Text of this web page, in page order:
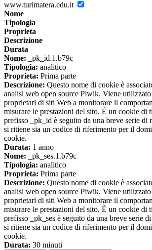
www.turimatera.edu.it
Nome
Tipologia
Proprieta
Descrizione
Durata
Nome: _pk_id.1.b79c
Tipologia: analitico
Proprieta: Prima parte
Descrizione: Questo nome di cookie è
analisi web open source Piwik. Viene
proprietari di siti Web a monitorare il
misurare le prestazioni del sito. È un cookie di
prefisso _pk_id è seguito da una breve serie di
si ritiene sia un codice di riferimento per il
cookie.
Durata: 1 anno
Nome: _pk_ses.1.b79c
Tipologia: analitico
Proprieta: Prima parte
Descrizione: Questo nome di cookie è
analisi web open source Piwik. Viene
proprietari di siti Web a monitorare il
misurare le prestazioni del sito. È un cookie di
prefisso _pk_ses è seguito da una breve serie
si ritiene sia un codice di riferimento per il
cookie.
Durata: 30 minuti